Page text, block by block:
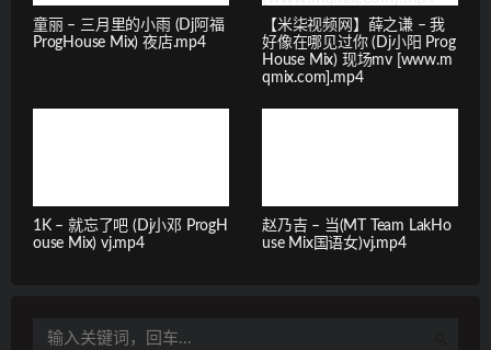
童丽 – 三月里的小雨 (Dj阿福
ProgHouse Mix) 夜店.mp4
【米柒视频网】薛之谦 – 我
好像在哪见过你 (Dj小阳 Prog
House Mix) 现场mv [www.m
qmix.com].mp4
1K – 就忘了吧 (Dj小邓 ProgH
ouse Mix) vj.mp4
赵乃吉 – 当(MT Team LakHo
use Mix国语女)vj.mp4